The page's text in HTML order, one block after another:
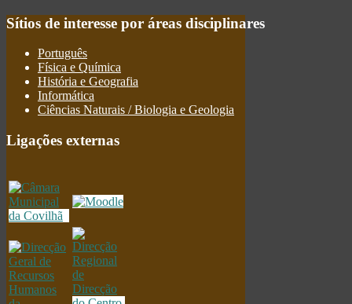
Sítios de interesse por áreas disciplinares
Português
Física e Química
História e Geografia
Informática
Ciências Naturais / Biologia e Geologia
Ligações externas